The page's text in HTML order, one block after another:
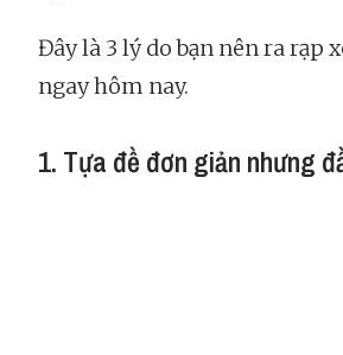
Đây là 3 lý do bạn nên ra rạp
ngay hôm nay.
1. Tựa đề đơn giản nhưng